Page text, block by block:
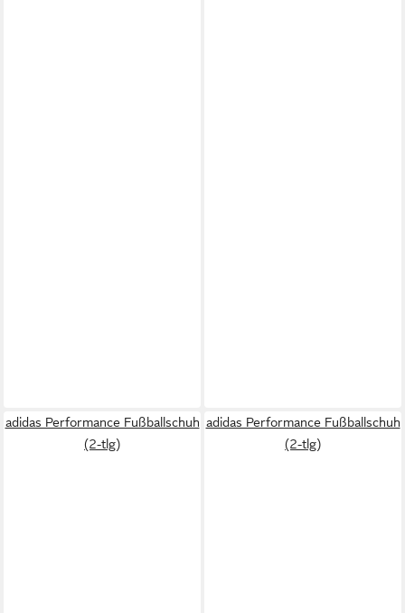
adidas Performance Fußballschuh
(2-tlg)
adidas Performance Fußballschuh
(2-tlg)